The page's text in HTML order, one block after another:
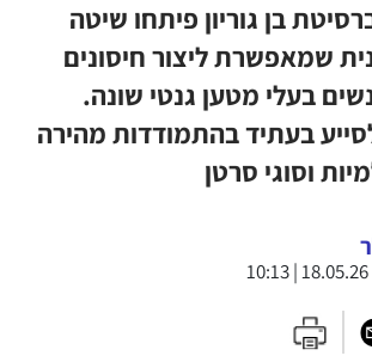
בן גוריון פיתחו שיטה
שמאפשרת ליצור חיסונים
בעלי מטען גנטי שונה.
בעתיד בהתמודדות מהירה
וסוגי סרטן